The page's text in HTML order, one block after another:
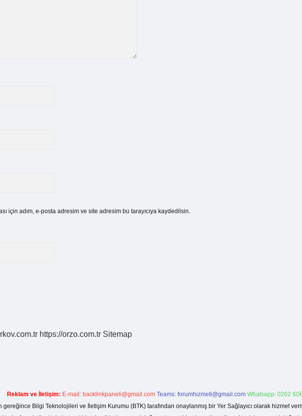
için adım, e-posta adresim ve site adresim bu tarayıcıya kaydedilsin.
https://orzo.com.tr Sitemap
Reklam ve İletişim: E-mail: backlinkpaneli@gmail.com Teams: forumhizmeti@gmail.com Whatsapp: 0262
gereğince Bilgi Teknolojileri ve İletişim Kurumu (BTK) tarafından onaylanmış bir Yer Sağlayıcı olarak hizmet